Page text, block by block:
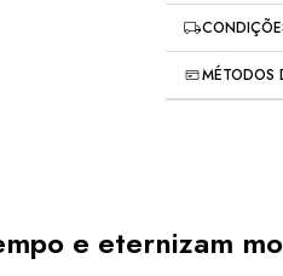
A Pulseira
para
moderno
inoxidável,
Troca
Brand. Para
devoluções
Meios de
MÉTODOS
e eternizam